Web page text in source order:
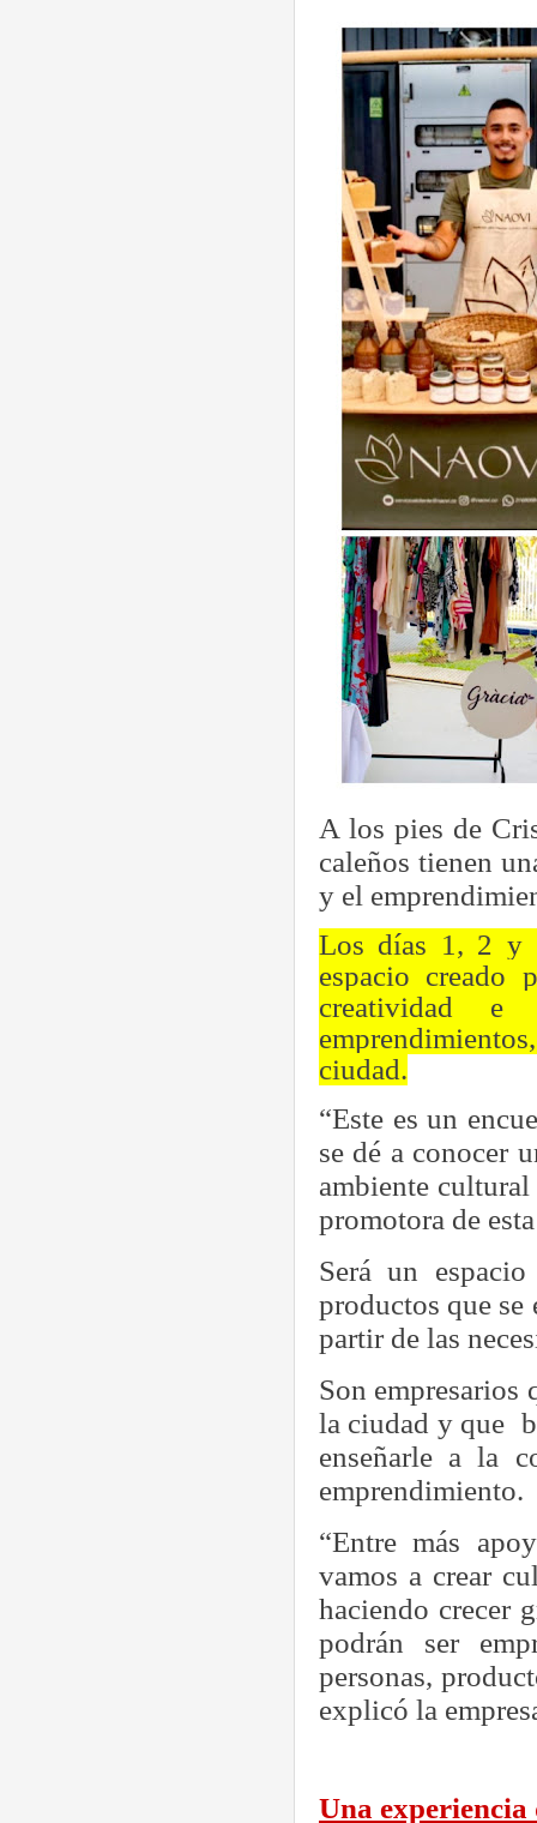
A los pies de
caleños tienen
y el
Los días 1, 2 y
espacio creado
creatividad e
ciudad.
“Este es un
se dé a conocer
ambiente
promotora de
Será un
productos que se
partir de las
Son empresarios
la ciudad y que
enseñarle a la
emprendimiento.
“Entre más
vamos a crear
haciendo crecer
podrán ser
personas,
explicó la
Una experiencia